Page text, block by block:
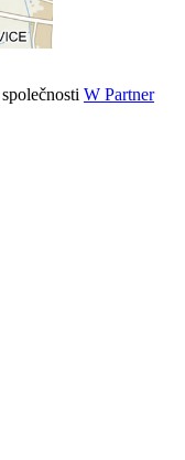
W Partner